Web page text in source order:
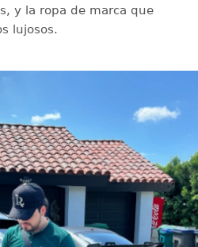
y la ropa de marca que
lujosos.